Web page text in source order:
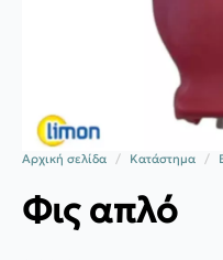
Αρχική σελίδα Κατάστημα
Φις απλό